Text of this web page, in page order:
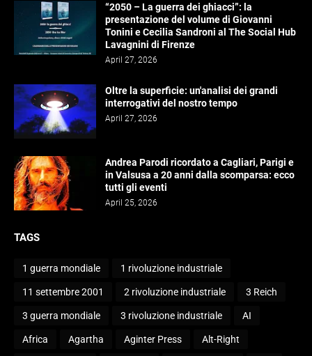
“2050 – La guerra dei ghiacci”: la
presentazione del volume di Giovanni
Tonini e Cecilia Sandroni al The Social Hub
Lavagnini di Firenze
April 27, 2026
Oltre la superficie: un'analisi dei grandi
interrogativi del nostro tempo
April 27, 2026
Andrea Parodi ricordato a Cagliari, Parigi e
in Valsusa a 20 anni dalla scomparsa: ecco
tutti gli eventi
April 25, 2026
TAGS
1 guerra mondiale 1 rivoluzione industriale
11 settembre 2001 2 rivoluzione industriale 3 Reich
3 guerra mondiale 3 rivoluzione industriale AI
Africa Agartha Aginter Press Alt-Right